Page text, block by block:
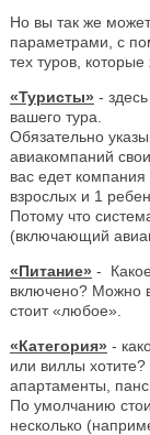
Но вы так же
параметрами, с
тех туров, которые
«Туристы» -
вашего тура.
Обязательно
авиакомпаний
вас едет
взрослых и 1
Потому что
(включающий
«Питание» -
включено? Можно
стоит «любое».
«Категория» -
или виллы
апартаменты,
По умолчанию
несколько